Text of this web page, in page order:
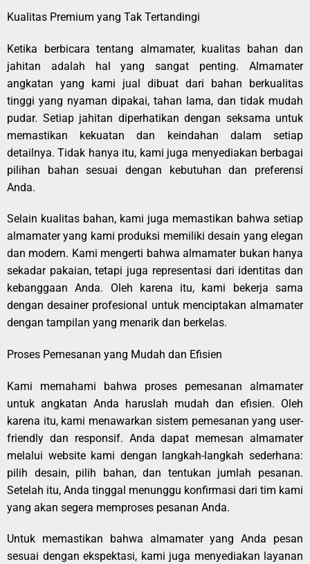
Kualitas Premium yang Tak Tertandingi
Ketika berbicara tentang almamater, kualitas bahan dan
jahitan adalah hal yang sangat penting. Almamater
angkatan yang kami jual dibuat dari bahan berkualitas
tinggi yang nyaman dipakai, tahan lama, dan tidak mudah
pudar. Setiap jahitan diperhatikan dengan seksama untuk
memastikan kekuatan dan keindahan dalam setiap
detailnya. Tidak hanya itu, kami juga menyediakan berbagai
pilihan bahan sesuai dengan kebutuhan dan preferensi
Anda.
Selain kualitas bahan, kami juga memastikan bahwa setiap
almamater yang kami produksi memiliki desain yang elegan
dan modern. Kami mengerti bahwa almamater bukan hanya
sekadar pakaian, tetapi juga representasi dari identitas dan
kebanggaan Anda. Oleh karena itu, kami bekerja sama
dengan desainer profesional untuk menciptakan almamater
dengan tampilan yang menarik dan berkelas.
Proses Pemesanan yang Mudah dan Efisien
Kami memahami bahwa proses pemesanan almamater
untuk angkatan Anda haruslah mudah dan efisien. Oleh
karena itu, kami menawarkan sistem pemesanan yang user-
friendly dan responsif. Anda dapat memesan almamater
melalui website kami dengan langkah-langkah sederhana:
pilih desain, pilih bahan, dan tentukan jumlah pesanan.
Setelah itu, Anda tinggal menunggu konfirmasi dari tim kami
yang akan segera memproses pesanan Anda.
Untuk memastikan bahwa almamater yang Anda pesan
sesuai dengan ekspektasi, kami juga menyediakan layanan